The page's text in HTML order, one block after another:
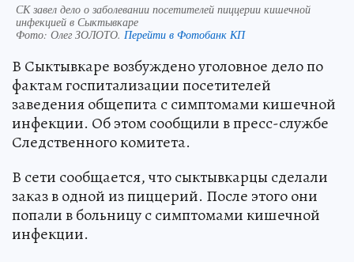
СК завел дело о заболевании посетителей пиццерии кишечной
инфекцией в Сыктывкаре
Фото: Олег ЗОЛОТО. Перейти в Фотобанк КП
В Сыктывкаре возбуждено уголовное дело по
фактам госпитализации посетителей
заведения общепита с симптомами кишечной
инфекции. Об этом сообщили в пресс-службе
Следственного комитета.
В сети сообщается, что сыктывкарцы сделали
заказ в одной из пиццерий. После этого они
попали в больницу с симптомами кишечной
инфекции.